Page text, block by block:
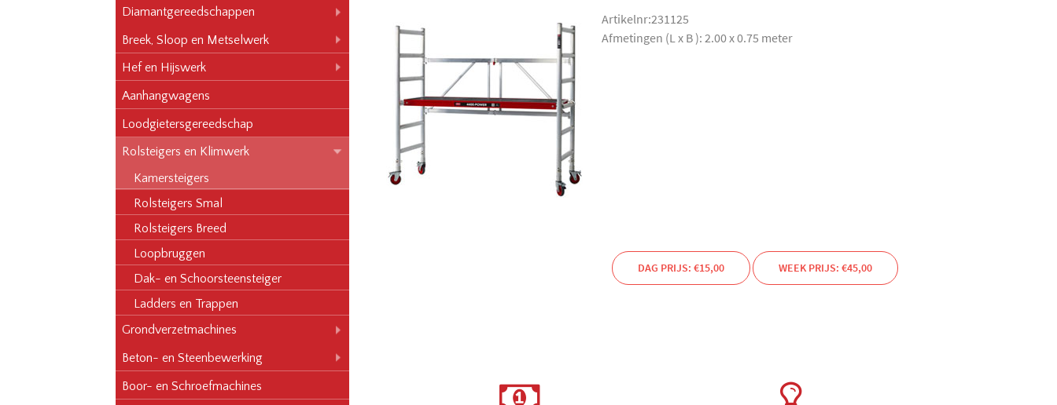
Diamantgereedschappen
Breek, Sloop en Metselwerk
Hef en Hijswerk
Aanhangwagens
Loodgietersgereedschap
Rolsteigers en Klimwerk
Kamersteigers
Rolsteigers Smal
Rolsteigers Breed
Loopbruggen
Dak- en Schoorsteensteiger
Ladders en Trappen
Grondverzetmachines
Beton- en Steenbewerking
Boor- en Schroefmachines
Artikelnr:231125
Afmetingen (L x B ): 2.00 x 0.75 meter
DAG PRIJS: €15,00 WEEK PRIJS: €45,00